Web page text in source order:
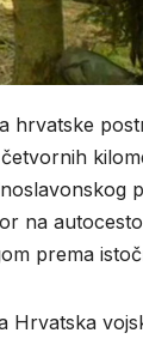
hrvatske
na
prema
Hrvatska